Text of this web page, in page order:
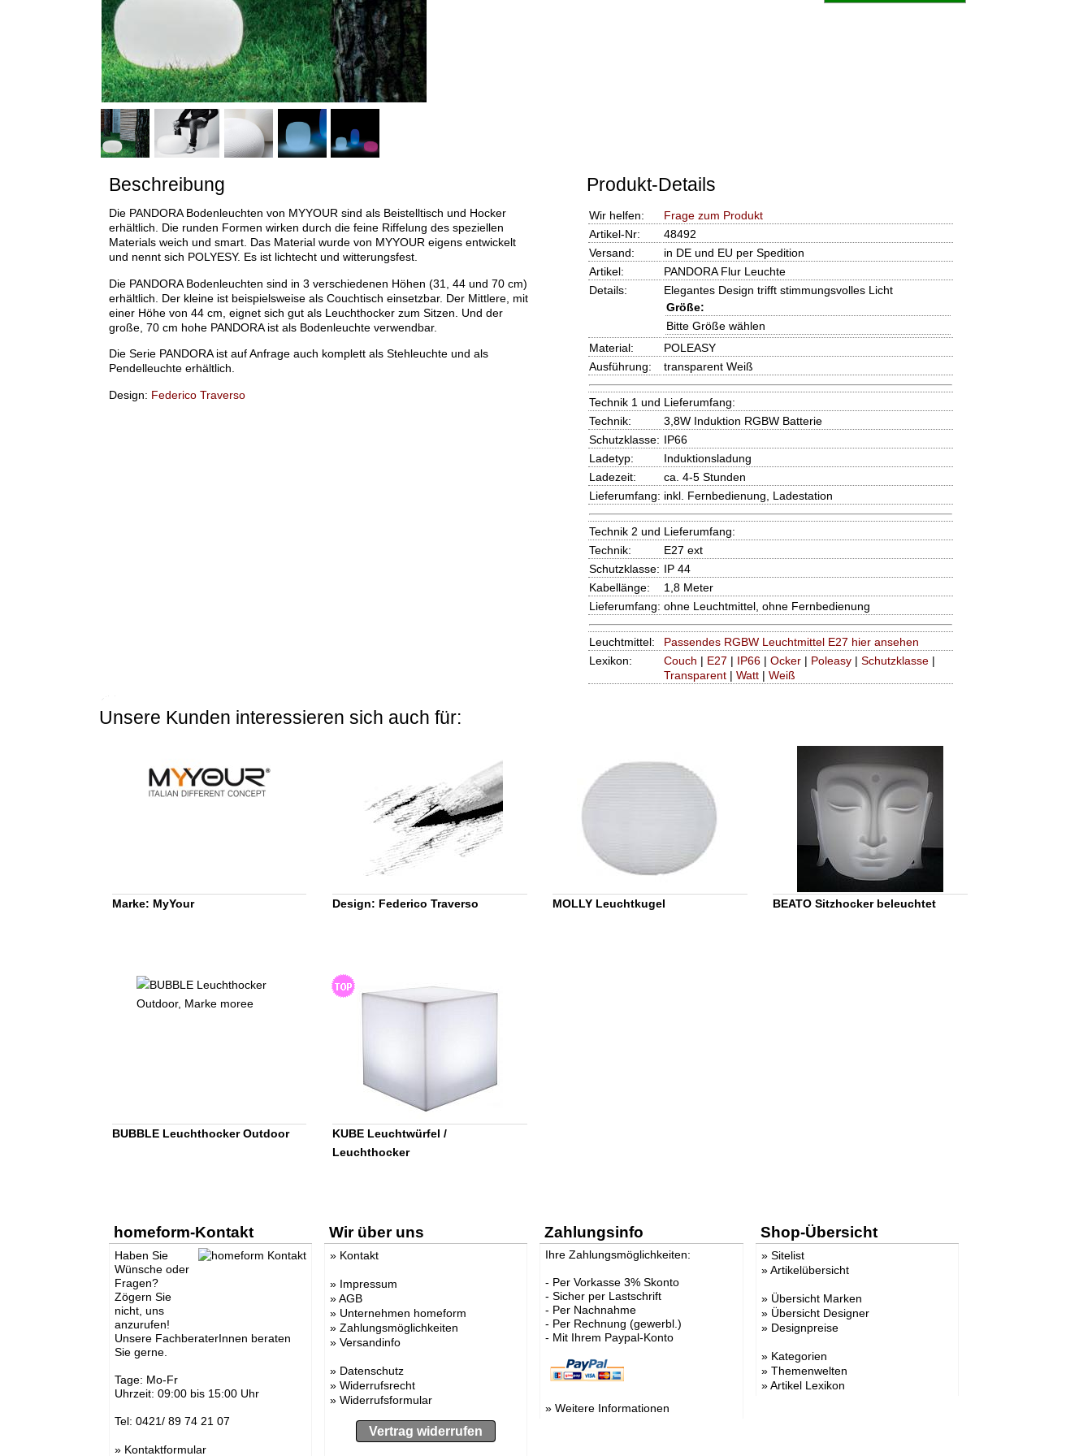
Beschreibung
Die PANDORA Bodenleuchten von MYYOUR sind als Beistelltisch und Hocker
erhältlich. Die runden Formen wirken durch die feine Riffelung des speziellen
Materials weich und smart. Das Material wurde von MYYOUR eigens entwickelt
und nennt sich POLYESY. Es ist lichtecht und witterungsfest.
Die PANDORA Bodenleuchten sind in 3 verschiedenen Höhen (31, 44 und 70 cm)
erhältlich. Der kleine ist beispielsweise als Couchtisch einsetzbar. Der Mittlere, mit
einer Höhe von 44 cm, eignet sich gut als Leuchthocker zum Sitzen. Und der
große, 70 cm hohe PANDORA ist als Bodenleuchte verwendbar.
Die Serie PANDORA ist auf Anfrage auch komplett als Stehleuchte und als
Pendelleuchte erhältlich.
Design: Federico Traverso
Produkt-Details
Wir helfen:
Frage zum Produkt
Artikel-Nr:
48492
Versand:
in DE und EU per Spedition
Artikel:
PANDORA Flur Leuchte
Details:
Elegantes Design trifft stimmungsvolles Licht
Größe:
Bitte Größe wählen
Material:
POLEASY
Ausführung:
transparent Weiß
Technik 1 und Lieferumfang:
Technik:
3,8W Induktion RGBW Batterie
Schutzklasse: IP66
Ladetyp:
Induktionsladung
Ladezeit:
ca. 4-5 Stunden
Lieferumfang: inkl. Fernbedienung, Ladestation
Technik 2 und Lieferumfang:
Technik:
E27 ext
Schutzklasse: IP 44
Kabellänge:
1,8 Meter
Lieferumfang: ohne Leuchtmittel, ohne Fernbedienung
Leuchtmittel:
Passendes RGBW Leuchtmittel E27 hier ansehen
Lexikon:
Couch | E27 | IP66| Ocker| Poleasy| Schutzklasse|
Transparent| Watt| Weiß
Unsere Kunden interessieren sich auch für:
Marke: MyYour Design: Federico Traverso MOLLY Leuchtkugel BEATO Sitzhocker beleuchtet
BUBBLE Leuchthocker Outdoor
KUBE Leuchtwürfel /
Leuchthocker
homeform-Kontakt
Haben Sie
Wünsche oder
Fragen?
Zögern Sie
nicht, uns
anzurufen!
Unsere FachberaterInnen beraten
Sie gerne.
Tage: Mo-Fr
Uhrzeit: 09:00 bis 15:00 Uhr
Tel: 0421/ 89 74 21 07
» Kontaktformular
Wir über uns
» Kontakt
» Impressum
»AGB
» Unternehmen homeform
» Zahlungsmöglichkeiten
» Versandinfo
» Datenschutz
» Widerrufsrecht
» Widerrufsformular
Vertrag widerrufen
Zahlungsinfo
Ihre Zahlungsmöglichkeiten:
- Per Vorkasse 3% Skonto
- Sicher per Lastschrift
- Per Nachnahme
- Per Rechnung (gewerbl.)
- Mit Ihrem Paypal-Konto
»Weitere Informationen
Shop-Übersicht
» Sitelist
»Artikelübersicht
» Übersicht Marken
» Übersicht Designer
» Designpreise
» Kategorien
» Themenwelten
»Artikel Lexikon